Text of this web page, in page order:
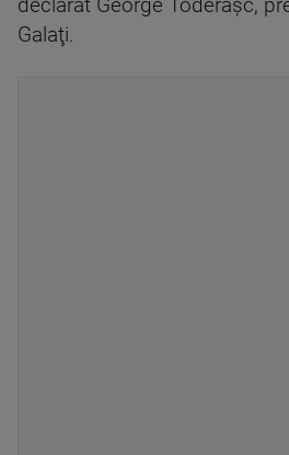
declarat George Toderaşc,
Galaţi.